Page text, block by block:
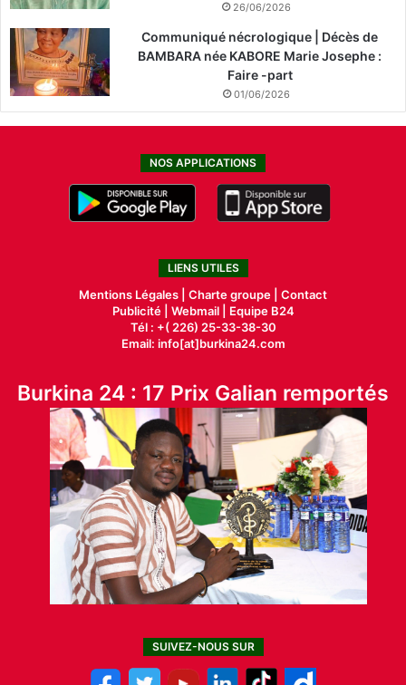
26/06/2026
Communiqué nécrologique | Décès de
BAMBARA née KABORE Marie Josephe :
Faire -part
01/06/2026
NOS APPLICATIONS
LIENS UTILES
Mentions Légales | Charte groupe | Contact
Publicité| Webmail |
Equipe B24
Tél : +( 226) 25-33-38-30
Email: info[at]burkina24.com
Burkina 24 : 17 Prix Galian remportés
SUIVEZ-NOUS SUR